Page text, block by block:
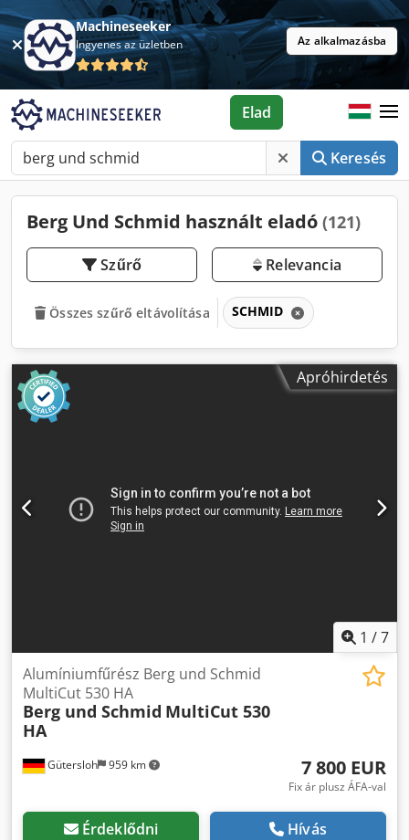
Machineseeker
Ingyenes az üzletben Az alkalmazásba
Keresés
Elad
Berg Und Schmid használt eladó (121)
Szűrő Relevancia
Összes szűrő eltávolítása SCHMID
Apróhirdetés
1 /7
Gütersloh 959 km
Alumíniumfűrész Berg und Schmid
MultiCut 530 HA
Berg und Schmid MultiCut 530
HA
7 800 EUR
Fix ár plusz ÁFA-val
Érdeklődni Hívás